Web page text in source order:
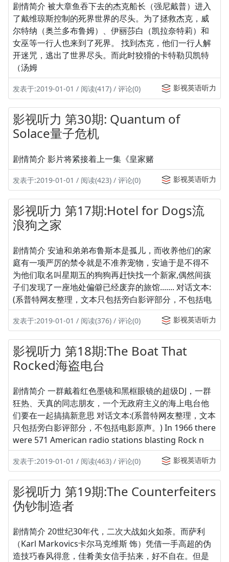
剧情简介 被大章鱼吞下去的杰克船长（强尼戴普）进入
了戴维琼斯控制的死界世界的尽头。为了拯救杰克，威
尔特纳（奥兰多布鲁姆）、伊丽莎白（凯拉奈特莉）和
女巫等一行人也来到了死界。 找到杰克，他们一行人解
开迷咒，逃出了世界尽头。而此时狡猾的卡特勒贝凯特
（汤姆
发表于:2019-01-01 / 阅读(417) / 评论(0) 影视英语听力
影视听力 第30期: Quantum of
Solace量子危机
剧情简介 影片将紧接着上一集《皇家赌
发表于:2019-01-01 / 阅读(423) / 评论(0) 影视英语听力
影视听力 第17期:Hotel for Dogs流
浪狗之家
剧情简介 安迪和弟弟布鲁斯本是孤儿，而收养他们的家
庭有一项严厉的禁令就是不准养宠物，安迪于是不得不
为他们取名叫星期五的狗狗再赶快找一个新家,偶然间孩
子们发现了一座地处偏僻已经废弃的旅馆....... 对话文本:
(系普特网友整理，文本只包括旁白影评部分，不包括电
发表于:2019-01-01 / 阅读(376) / 评论(0) 影视英语听力
影视听力 第18期:The Boat That
Rocked海盗电台
剧情简介 一群戴着红色墨镜和黑框眼镜的超级DJ，一群
狂热、天真的同志朋友，一个无政府主义的海上电台他
们要在一起搞搞新意思 对话文本:(系普特网友整理，文本
只包括旁白影评部分，不包括电影原声。) In 1966 there
were 571 American radio stations blasting Rock n
发表于:2019-01-01 / 阅读(463) / 评论(0) 影视英语听力
影视听力 第19期:The Counterfeiters
伪钞制造者
剧情简介 20世纪30年代，二次大战如火如荼。而萨利
（Karl Markovics卡尔马克维斯 饰）凭借一手高超的伪
造技巧春风得意，佳肴美女信手拈来，好不自在。但是